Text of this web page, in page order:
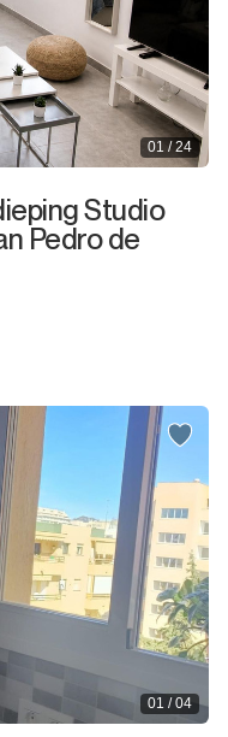
01 / 24
Studio
Pedro de
01 / 04